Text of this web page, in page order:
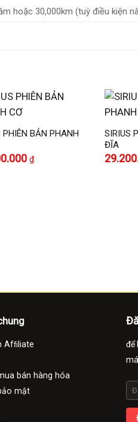
hoặc 30,000km (tuỳ điều kiện
PHIÊN BẢN PHANH
₫
SIRIUS
ĐĨA
Afﬁliate
bán hàng hóa
mật
để